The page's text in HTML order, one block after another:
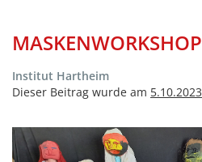
MASKENWORKSHOP
Institut Hartheim
Dieser Beitrag wurde am 5.10.2023